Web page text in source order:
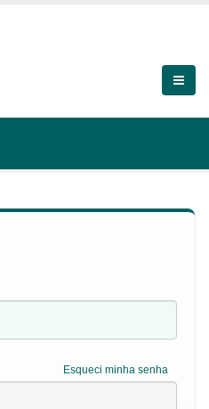
Esqueci minha senha